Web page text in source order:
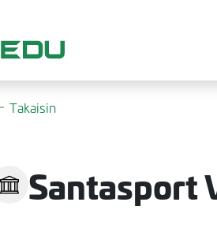
Takaisin
Santasport